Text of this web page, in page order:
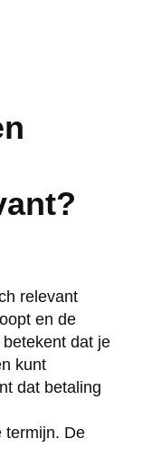
relevant
en de
dat je
kunt
dat betaling
termijn. De